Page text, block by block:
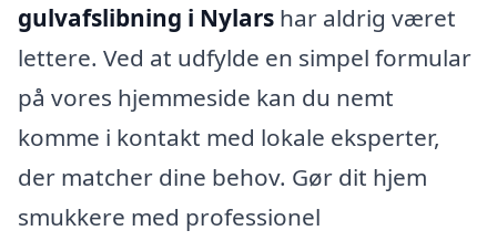
gulvafslibning i Nylars har aldrig været
lettere. Ved at udfylde en simpel formular
på vores hjemmeside kan du nemt
komme i kontakt med lokale eksperter,
der matcher dine behov. Gør dit hjem
smukkere med professionel